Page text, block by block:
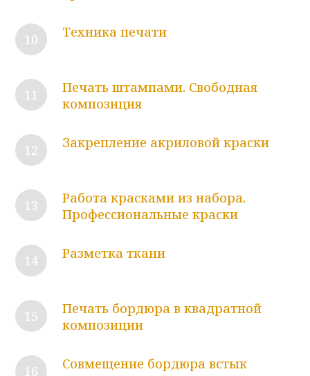
Техника печати
Печать штампами. Свободная
композиция
Закрепление акриловой краски
Работа красками из набора.
Профессиональные краски
Разметка ткани
Печать бордюра в квадратной
композиции
Совмещение бордюра встык